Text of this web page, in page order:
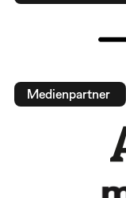
Medienpartner